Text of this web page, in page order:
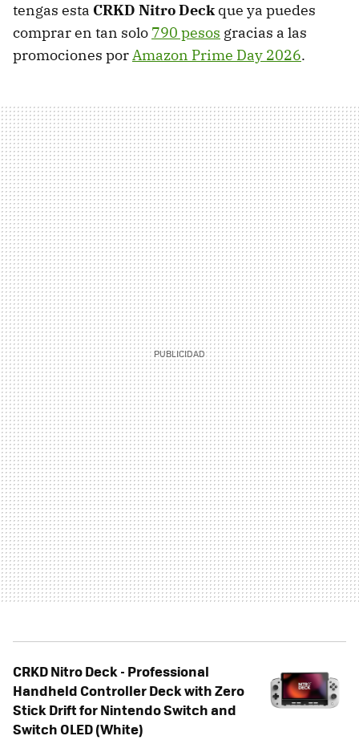
tengas esta CRKD Nitro Deckque ya puedes
comprar en tan solo 790 pesos gracias a las
promociones porAmazon Prime Day 2026.
CRKD Nitro Deck - Professional
Handheld Controller Deck with Zero
Stick Drift for Nintendo Switch and
Switch OLED (White)